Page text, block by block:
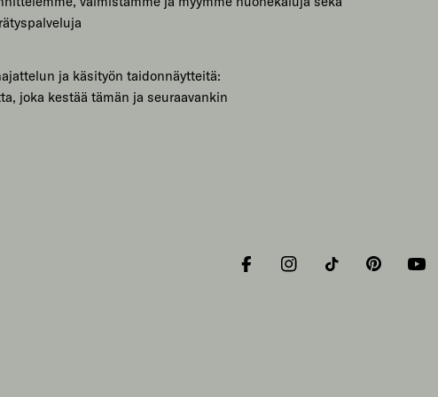
ja käsityön taidonnäytteitä:
joka kestää tämän ja seuraavankin
FacebookInstagramTiktok Pinterest